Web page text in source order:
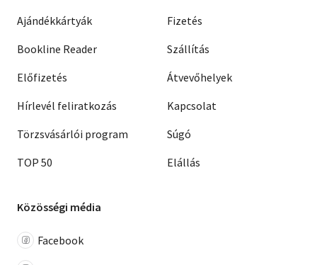
Ajándékkártyák
Bookline Reader
Előfizetés
Hírlevél feliratkozás
Törzsvásárlói program
TOP 50
Fizetés
Szállítás
Átvevőhelyek
Kapcsolat
Súgó
Elállás
Közösségi média
Facebook